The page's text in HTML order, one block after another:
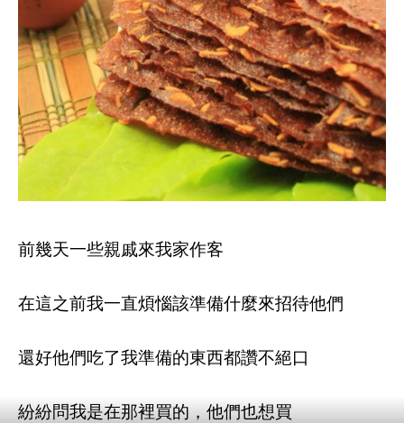
前幾天一些親戚來我家作客
在這之前我一直煩惱該準備什麼來招待他們
還好他們吃了我準備的東西都讚不絕口
紛紛問我是在那裡買的，他們也想買